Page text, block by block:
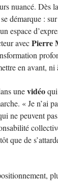
nuancé. Dès
démarque :
espace
avecPierre
en avant,
unevidéo
« Je n’ai
ne peuvent
que de